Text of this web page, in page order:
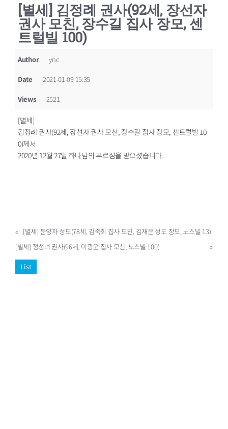
[별세] 김정례 권사(92세, 장선자
권사 모친, 장수길 집사 장모, 센
트럴빌 100)
Author ync
Date 2021-01-09 15:35
Views 2521
[별세]
김정례 권사(92세, 장선자 권사 모친, 장수길 집사 장모, 센트럴빌 10
0)께서
2020년 12월 27일 하나님의 부르심을 받으셨습니다.
« [별세] 문양자 성도(78세, 김죽희 집사 모친, 김재은 성도 장모, 노스빌 13)
[별세] 정성녀 권사(96세, 이광운 집사 모친, 노스빌 100)
»
List